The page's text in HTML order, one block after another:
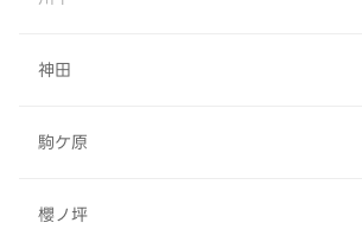
神田
駒ケ原
櫻ノ坪